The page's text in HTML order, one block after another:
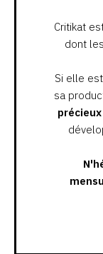
Critikat
dont
Si elle
sa
précieux